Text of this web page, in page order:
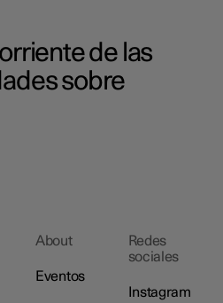
de las
sobre
About
Eventos
Redes
sociales
Instagram